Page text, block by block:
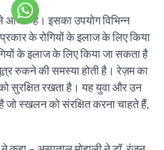
है। इसका उपयोग विभिन्न
के रोगियों के इलाज के लिए किया
के इलाज के लिए किया जा सकता है
रुकने की समस्या होती है। रेज़म का
सुरक्षित रखता है। यह युवा और उन
जो स्खलन को संरक्षित करना चाहते हैं,